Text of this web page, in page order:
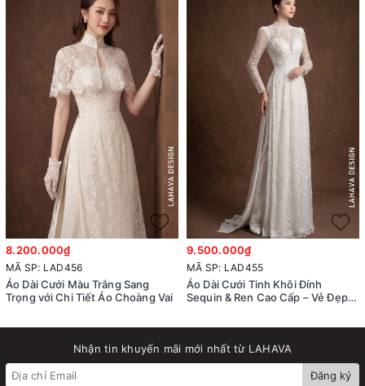
8.200.000₫
MÃ SP: LAD456
Áo Dài Cưới Màu Trắng Sang
Trọng với Chi Tiết Áo Choàng Vai
9.500.000₫
MÃ SP: LAD455
Áo Dài Cưới Tinh Khôi Đính
Sequin & Ren Cao Cấp – Vẻ Đẹp
Nhận tin khuyến mãi mới nhất từ LAHAVA
Đăng ký